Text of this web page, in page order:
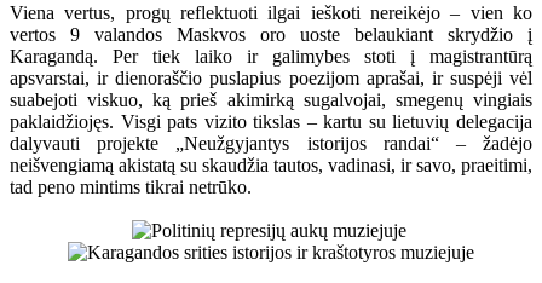
Viena vertus, progų reflektuoti ilgai ieškoti nereikėjo – vien ko
vertos 9 valandos Maskvos oro uoste belaukiant skrydžio į
Karagandą. Per tiek laiko ir galimybes stoti į magistrantūrą
apsvarstai, ir dienoraščio puslapius poezijom aprašai, ir suspėji vėl
suabejoti viskuo, ką prieš akimirką sugalvojai, smegenų vingiais
paklaidžiojęs. Visgi pats vizito tikslas – kartu su lietuvių delegacija
dalyvauti projekte „Neužgyjantys istorijos randai“ – žadėjo
neišvengiamą akistatą su skaudžia tautos, vadinasi, ir savo, praeitimi,
tad peno mintims tikrai netrūko.